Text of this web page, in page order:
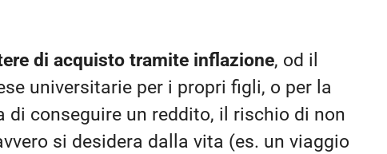
di acquisto tramite inflazione, od il
universitarie per i propri figli, o per la
di conseguire un reddito, il rischio di non
si desidera dalla vita (es. un viaggio